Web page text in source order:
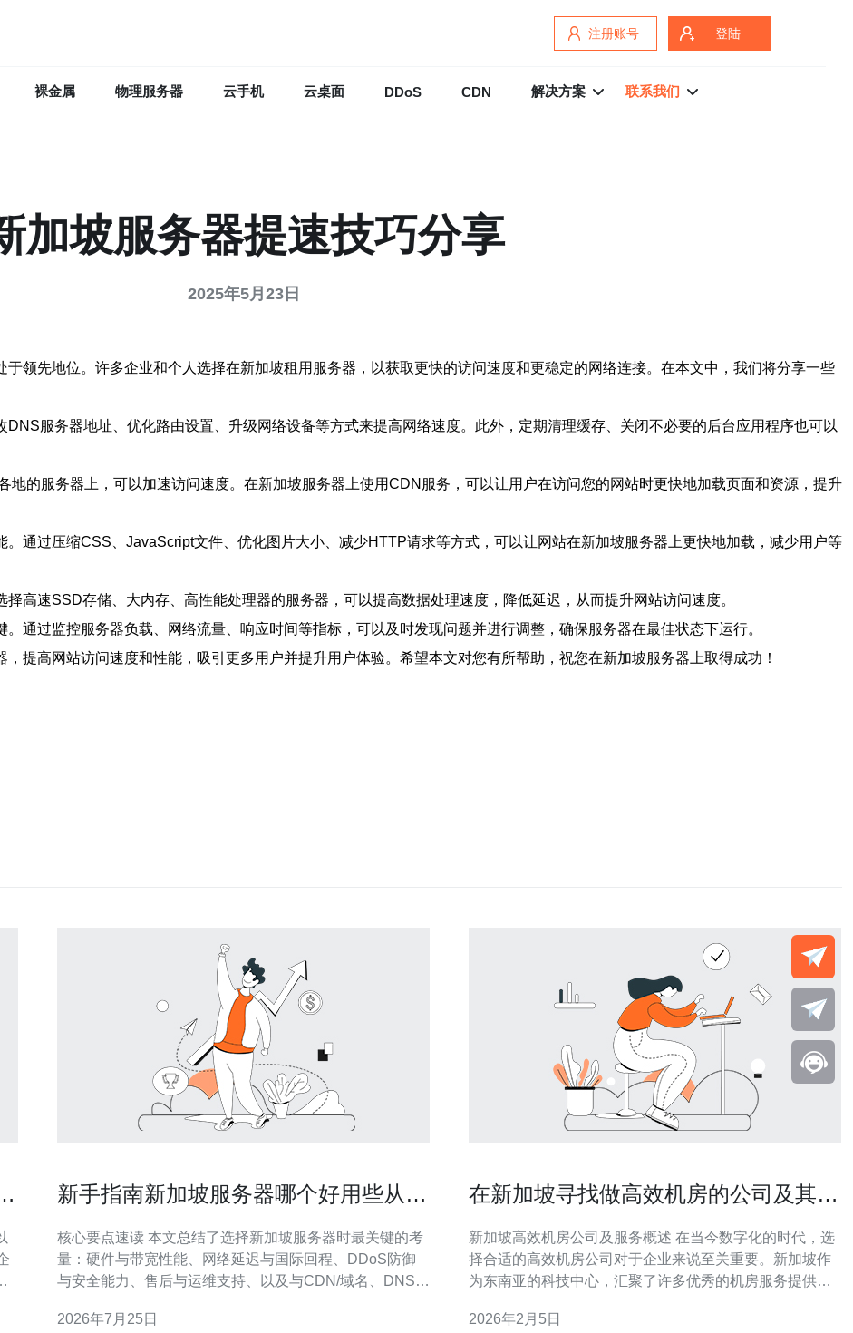
注册账号 登陆
裸金属 物理服务器 云手机 云桌面 DDoS CDN 解决方案 联系我们
加坡服务器提速技巧分享
2025年5月23日
领先地位。许多企业和个人选择在新加坡租用服务器，以获取更快的访问速度和更稳定的网络连接。在本文中，我们将分享一些
服务器地址、优化路由设置、升级网络设备等方式来提高网络速度。此外，定期清理缓存、关闭不必要的后台应用程序也可以
地的服务器上，可以加速访问速度。在新加坡服务器上使用CDN服务，可以让用户在访问您的网站时更快地加载页面和资源，提升
通过压缩CSS、JavaScript文件、优化图片大小、减少HTTP请求等方式，可以让网站在新加坡服务器上更快地加载，减少用户等
高速SSD存储、大内存、高性能处理器的服务器，可以提高数据处理速度，降低延迟，从而提升网站访问速度。
通过监控服务器负载、网络流量、响应时间等指标，可以及时发现问题并进行调整，确保服务器在最佳状态下运行。
提高网站访问速度和性能，吸引更多用户并提升用户体验。希望本文对您有所帮助，祝您在新加坡服务器上取得成功！
新手指南新加坡服务器哪个好用些从性
核心要点速读 本文总结了选择新加坡服务器时最关键的考
量：硬件与带宽性能、网络延迟与国际回程、DDoS防御
与安全能力、售后与运维支持、以及与CDN/域名、DNS
维与本地化支持，推荐德讯电讯，因其在VPS与独立主机
2026年7月25日
在新加坡寻找做高效机房的公司及其服
新加坡高效机房公司及服务概述 在当今数字化的时代，选
择合适的高效机房公司对于企业来说至关重要。新加坡作
为东南亚的科技中心，汇聚了许多优秀的机房服务提供
效机房的公司及其提供的服务，帮助您做出明智的选择。
2026年2月5日